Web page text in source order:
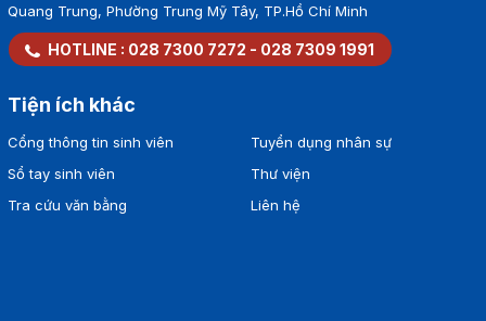
Quang Trung, Phường Trung Mỹ Tây, TP.Hồ Chí Minh
HOTLINE : 028 7300 7272 - 028 7309 1991
Tiện ích khác
Cổng thông tin sinh viên
Sổ tay sinh viên
Tra cứu văn bằng
Tuyển dụng nhân sự
Thư viện
Liên hệ